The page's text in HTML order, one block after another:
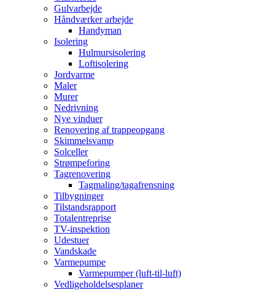
Gulvarbejde
Håndværker arbejde
Handyman
Isolering
Hulmursisolering
Loftisolering
Jordvarme
Maler
Murer
Nedrivning
Nye vinduer
Renovering af trappeopgang
Skimmelsvamp
Solceller
Strømpeforing
Tagrenovering
Tagmaling/tagafrensning
Tilbygninger
Tilstandsrapport
Totalentreprise
TV-inspektion
Udestuer
Vandskade
Varmepumpe
Varmepumper (luft-til-luft)
Vedligeholdelsesplaner